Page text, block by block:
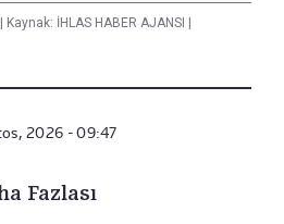
Kaynak: İHLAS HABER AJANSI
2026 - 09:47
Fazlası